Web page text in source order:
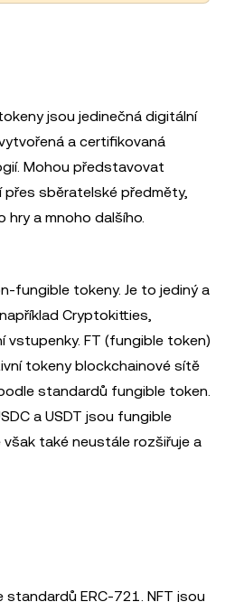
jsou jedinečná digitální
a certifikovaná
Mohou představovat
sběratelské předměty,
hry a mnoho dalšího.
fungible tokeny. Je to jediný a
Cryptokitties,
vstupenky. FT (fungible token)
tokeny blockchainové sítě
standardů fungible token.
a USDT jsou fungible
však také neustále rozšiřuje a
standardů ERC-721. NFT jsou